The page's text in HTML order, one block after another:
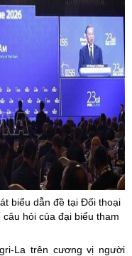
biểu dẫn đề tại Đối thoại
hỏi của đại biểu tham
La trên cương vị người